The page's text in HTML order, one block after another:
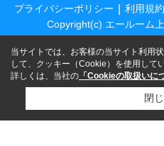
プライバシーポリシー 利用規約
Copyright(c) エールーム
当サイトでは、お客様の当サイト利用
して、クッキー（Cookie）を使用してい
詳しくは、当社の 「Cookieの取扱いに
閉